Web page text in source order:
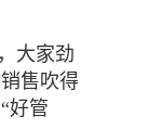
大家劲
售吹得
好管